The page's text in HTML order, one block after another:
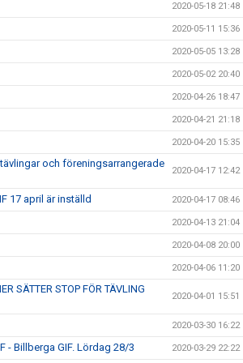
2020-05-18 21:48
2020-05-11 15:36
2020-05-05 13:28
2020-05-02 20:40
2020-04-26 18:47
2020-04-21 21:18
2020-04-20 15:35
och föreningsarrangerade
2020-04-17 12:42
17 april är inställd 2020-04-17 08:46
2020-04-13 21:04
2020-04-08 20:00
2020-04-06 11:20
SÄTTER STOP FÖR TÄVLING
2020-04-01 15:51
2020-03-30 16:22
- Billberga GIF. Lördag 28/3 2020-03-29 22:22